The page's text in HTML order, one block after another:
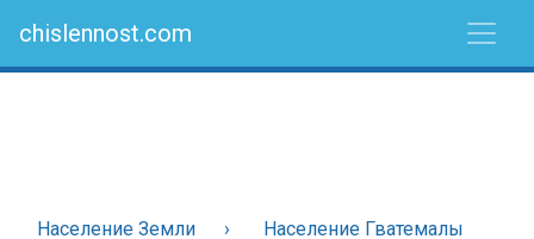
chislennost.com
Население Земли Население Гватемалы